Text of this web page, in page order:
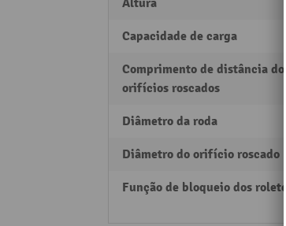
Altura
Capacidade de carga
Comprimento de distância dos
orifícios roscados
Diâmetro da roda
Diâmetro do orifício roscado
Função de bloqueio dos roletes